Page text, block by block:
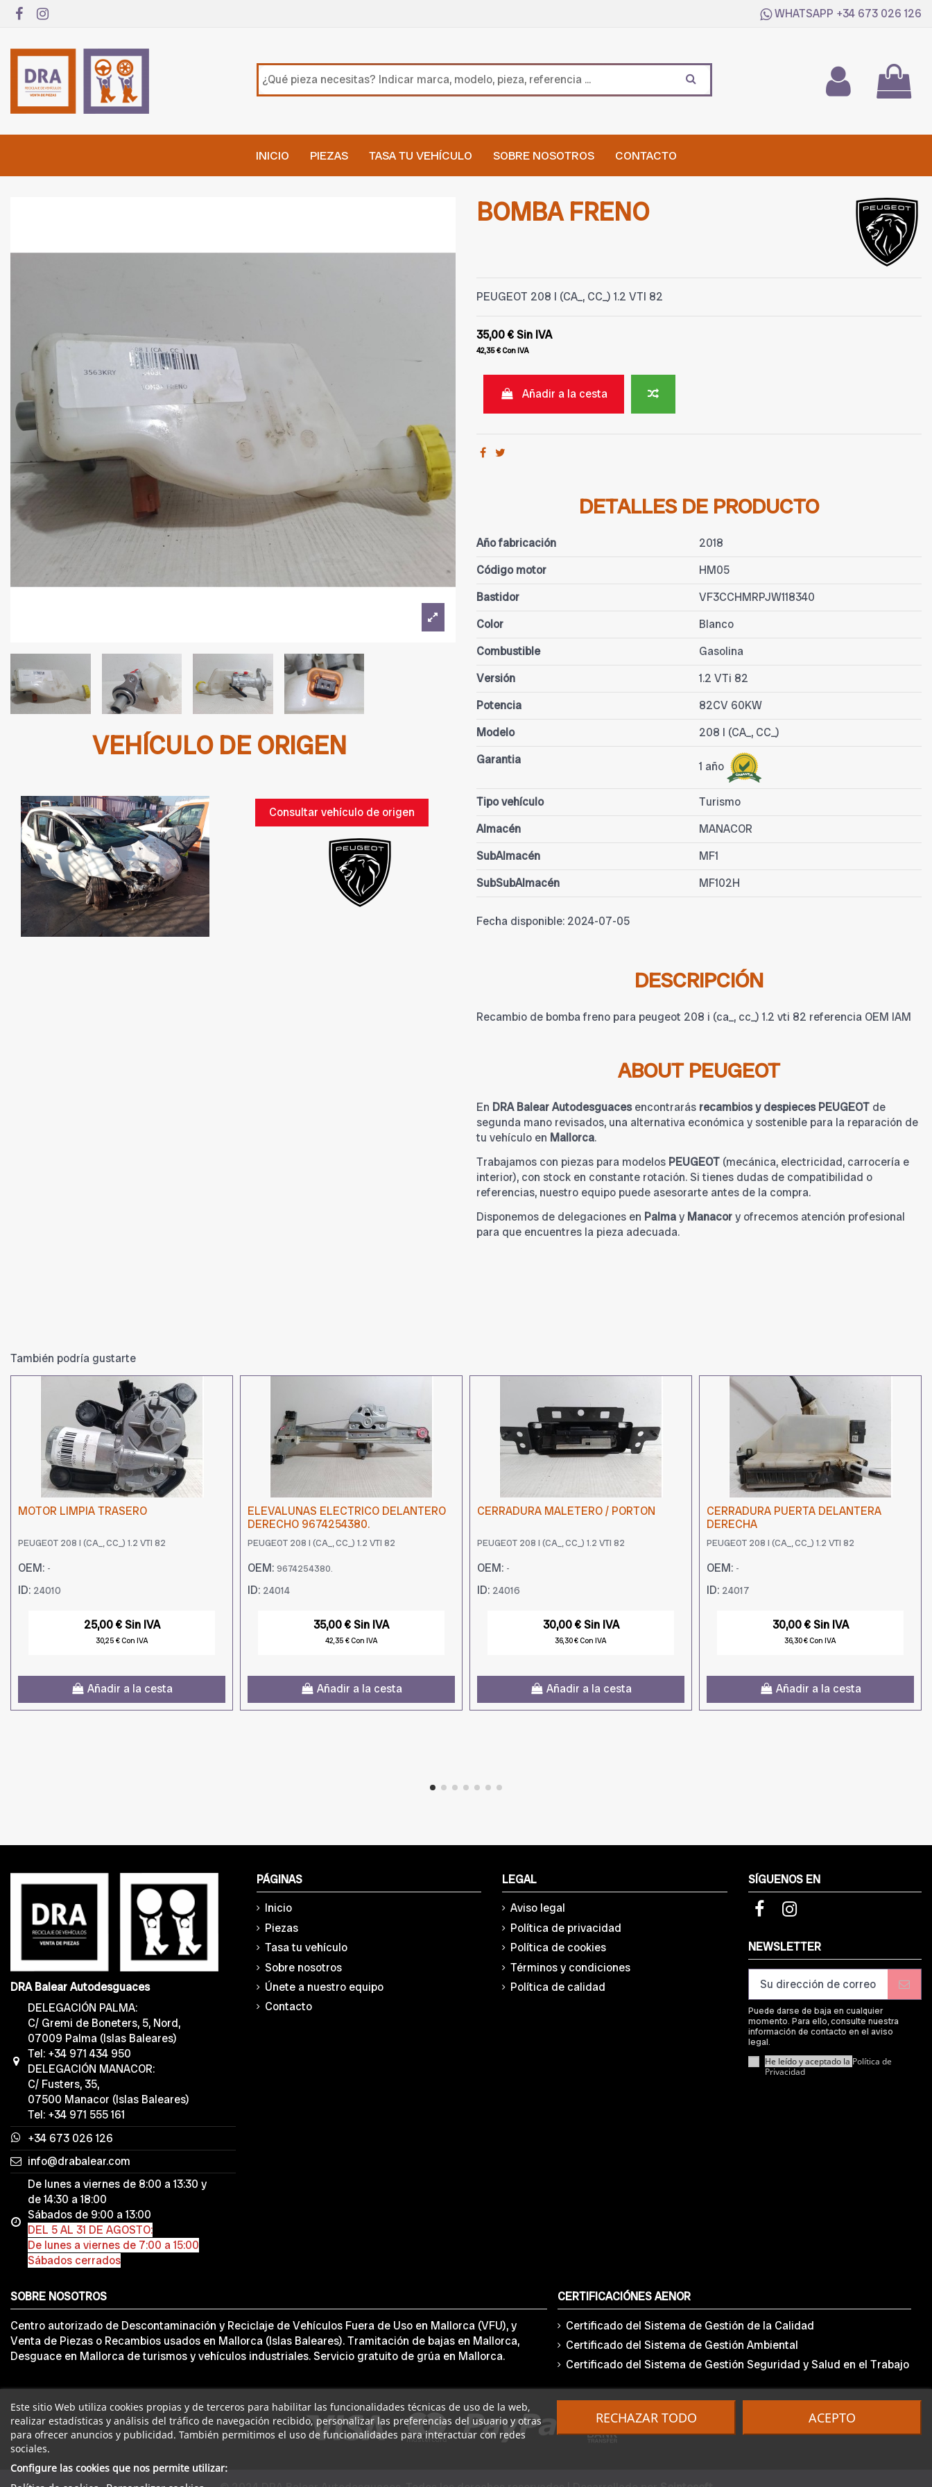
WHATSAPP +34 673 026 126
INICIO PIEZAS TASA TU VEHÍCULO SOBRE NOSOTROS CONTACTO
VEHÍCULO DE ORIGEN
Consultar vehículo de origen
BOMBA FRENO
PEUGEOT 208 I (CA_, CC_) 1.2 VTI 82
35,00 €Sin IVA
42,35 €Con IVA
Añadir a la cesta
DETALLES DE PRODUCTO
Año fabricación
2018
Código motor
HM05
Bastidor
VF3CCHMRPJW118340
Color
Blanco
Combustible
Gasolina
Versión
1.2 VTi 82
Potencia
82CV 60KW
Modelo
208 I (CA_, CC_)
Garantia
1 año
Tipo vehículo
Turismo
Almacén
MANACOR
SubAlmacén
MF1
SubSubAlmacén
MF102H
Fecha disponible: 2024-07-05
DESCRIPCIÓN
Recambio de bomba freno para peugeot 208 i (ca_, cc_) 1.2 vti 82 referencia OEM IAM
ABOUT PEUGEOT
En DRA Balear Autodesguacesencontrarás recambios y despieces PEUGEOT de
segunda mano revisados, una alternativa económica y sostenible para la reparación de
tu vehículo en Mallorca.
Trabajamos con piezas para modelos PEUGEOT (mecánica, electricidad, carrocería e
interior), con stock en constante rotación. Si tienes dudas de compatibilidad o
referencias, nuestro equipo puede asesorarte antes de la compra.
Disponemos de delegaciones en Palmay Manacory ofrecemos atención profesional
para que encuentres la pieza adecuada.
También podría gustarte
MOTOR LIMPIA TRASERO
PEUGEOT 208 I (CA_, CC_) 1.2 VTI 82
OEM: -
ID: 24010
25,00 € Sin IVA
30,25 € Con IVA
Añadir a la cesta
ELEVALUNAS ELECTRICO DELANTERO
DERECHO 9674254380.
PEUGEOT 208 I (CA_, CC_) 1.2 VTI 82
OEM: 9674254380.
ID: 24014
35,00 € Sin IVA
42,35 € Con IVA
Añadir a la cesta
CERRADURA MALETERO / PORTON
PEUGEOT 208 I (CA_, CC_) 1.2 VTI 82
OEM: -
ID: 24016
30,00 € Sin IVA
36,30 € Con IVA
Añadir a la cesta
CERRADURA PUERTA DELANTERA
DERECHA
PEUGEOT 208 I (CA_, CC_) 1.2 VTI 82
OEM: -
ID: 24017
30,00 € Sin IVA
36,30 € Con IVA
Añadir a la cesta
DRA Balear Autodesguaces
DELEGACIÓN PALMA:
C/ Gremi de Boneters, 5, Nord,
07009 Palma (Islas Baleares)
Tel: +34 971 434 950
DELEGACIÓN MANACOR:
C/ Fusters, 35,
07500 Manacor (Islas Baleares)
Tel: +34 971 555 161
+34 673 026 126
info@drabalear.com
De lunes a viernes de 8:00 a 13:30 y
de 14:30 a 18:00
Sábados de 9:00 a 13:00
DEL 5 AL 31 DE AGOSTO:
De lunes a viernes de 7:00 a 15:00
Sábados cerrados
PÁGINAS
Inicio
Piezas
Tasa tu vehículo
Sobre nosotros
Únete a nuestro equipo
Contacto
LEGAL
Aviso legal
Política de privacidad
Política de cookies
Términos y condiciones
Política de calidad
Este sitio Web utiliza cookies propias y de terceros para habilitar las funcionalidades técnicas de uso de la web,
realizar estadísticas y análisis del tráfico de navegación recibido, personalizar las preferencias del usuario y otras
para ofrecer anuncios y publicidad. También permitimos el uso de funcionalidades para interactuar con redes
sociales.
Configure las cookies que nos permite utilizar:
RECHAZAR TODO ACEPTO
SÍGUENOS EN
NEWSLETTER
Puede darse de baja en cualquier
momento. Para ello, consulte nuestra
información de contacto en el aviso
legal.
He leído y aceptado la Política de
Privacidad
SOBRE NOSOTROS
Centro autorizado de Descontaminación y Reciclaje de Vehículos Fuera de Uso en Mallorca (VFU), y
Venta de Piezas o Recambios usados en Mallorca (Islas Baleares). Tramitación de bajas en Mallorca,
Desguace en Mallorca de turismos y vehículos industriales. Servicio gratuito de grúa en Mallorca.
CERTIFICACIÓNES AENOR
Certificado del Sistema de Gestión de la Calidad
Certificado del Sistema de Gestión Ambiental
Certificado del Sistema de Gestión Seguridad y Salud en el Trabajo